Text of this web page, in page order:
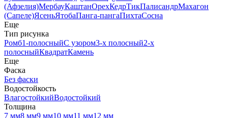
(Афзелия)МербауКаштанОрехКедрТикПалисандрМахагон
(Сапеле)ЯсеньЯтобаПанга-пангаПихтаСосна
Еще
Тип рисунка
Ромб1-полосныйС узором3-х полосный2-х
полосныйКвадратКамень
Еще
Фаска
Без фаски
Водостойкость
ВлагостойкийВодостойкий
Толщина
7 мм8 мм9 мм10 мм11 мм12 мм